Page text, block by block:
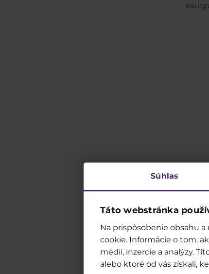
Súhlas
Táto webstránka
Na prispôsobenie obsahu
cookie. Informácie o tom,
médií, inzercie a analýzy.
alebo ktoré od vás získali,Co